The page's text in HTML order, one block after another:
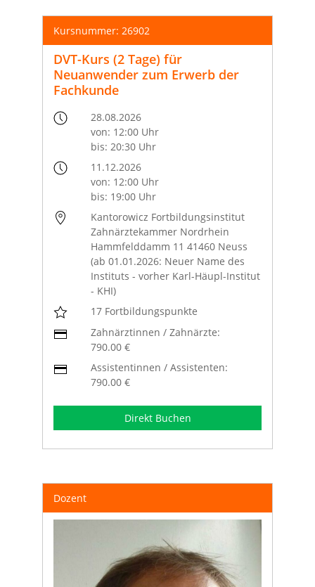
Kursnummer: 26902
DVT-Kurs (2 Tage) für
Neuanwender zum Erwerb der
Fachkunde
28.08.2026
von: 12:00 Uhr
bis: 20:30 Uhr
11.12.2026
von: 12:00 Uhr
bis: 19:00 Uhr
Kantorowicz Fortbildungsinstitut
Zahnärztekammer Nordrhein
Hammfelddamm 11 41460 Neuss
(ab 01.01.2026: Neuer Name des
Instituts - vorher Karl-Häupl-Institut
- KHI)
17 Fortbildungspunkte
Zahnärztinnen / Zahnärzte:
790.00 €
Assistentinnen / Assistenten:
790.00 €
Direkt Buchen
Dozent